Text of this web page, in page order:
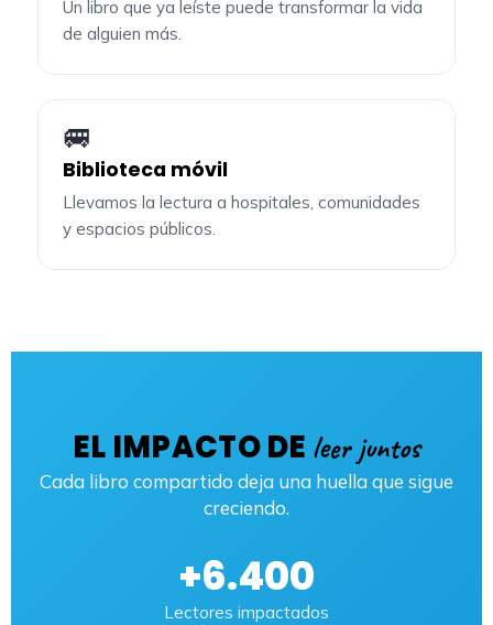
Un libro que ya leíste puede transformar la vida
de alguien más.
🚐
Biblioteca móvil
Llevamos la lectura a hospitales, comunidades
y espacios públicos.
EL IMPACTO DE leer juntos
Cada libro compartido deja una huella que sigue
creciendo.
+6.400
Lectores impactados